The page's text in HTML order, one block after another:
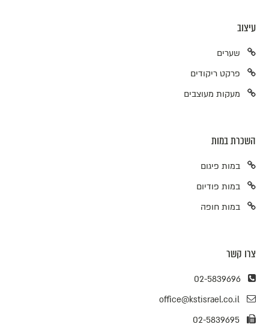
עיצוב
שערים
פרקט ריקודים
מעקות מעוצבים
השכרת במות
במות פיגום
במות פודיום
במות חופה
צרו קשר
02-5839696
office@kstisrael.co.il
02-5839695